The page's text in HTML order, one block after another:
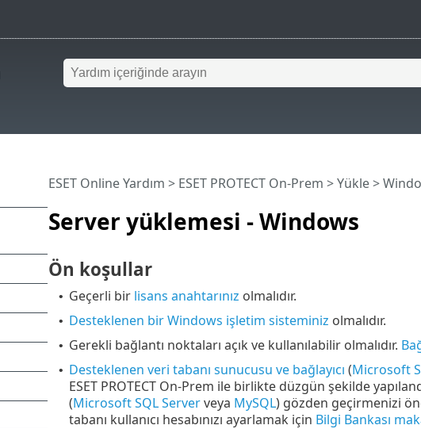
Server yüklemesi - Windows
ESET Online Yardım > ESET PROTECT On-Prem >Yükle>
Ön koşullar
• Geçerli bir lisans anahtarınız olmalıdır.
• Desteklenen bir Windows işletim sisteminiz olmalıdır.
• Gerekli bağlantı noktaları açık ve kullanılabilir olmalıdır.
• Desteklenen veri tabanı sunucusu ve bağlayıcı (Microsoft
ESET PROTECT On-Prem ile birlikte düzgün şekilde
(Microsoft SQL Serverveya MySQL) gözden geçirmenizi
tabanı kullanıcı hesabınızı ayarlamak için Bilgi Bankası